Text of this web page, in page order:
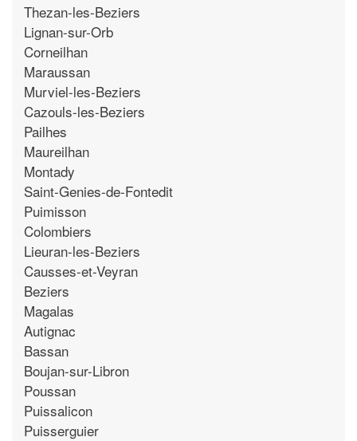
Thezan-les-Beziers
Lignan-sur-Orb
Corneilhan
Maraussan
Murviel-les-Beziers
Cazouls-les-Beziers
Pailhes
Maureilhan
Montady
Saint-Genies-de-Fontedit
Puimisson
Colombiers
Lieuran-les-Beziers
Causses-et-Veyran
Beziers
Magalas
Autignac
Bassan
Boujan-sur-Libron
Poussan
Puissalicon
Puisserguier